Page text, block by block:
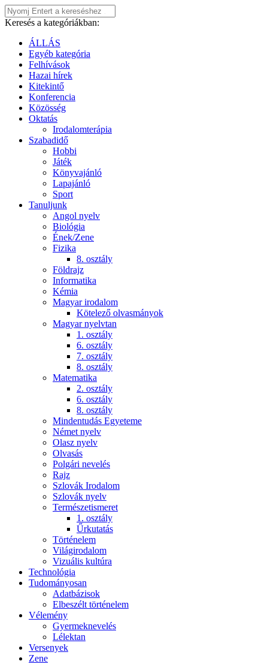
Keresés a kategóriákban:
ÁLLÁS
Egyéb kategória
Felhívások
Hazai hírek
Kitekintő
Konferencia
Közösség
Oktatás
Irodalomterápia
Szabadidő
Hobbi
Játék
Könyvajánló
Lapajánló
Sport
Tanuljunk
Angol nyelv
Biológia
Ének/Zene
Fizika
8. osztály
Földrajz
Informatika
Kémia
Magyar irodalom
Kötelező olvasmányok
Magyar nyelvtan
1. osztály
6. osztály
7. osztály
8. osztály
Matematika
2. osztály
6. osztály
8. osztály
Mindentudás Egyeteme
Német nyelv
Olasz nyelv
Olvasás
Polgári nevelés
Rajz
Szlovák Irodalom
Szlovák nyelv
Természetismeret
1. osztály
Űrkutatás
Történelem
Világirodalom
Vizuális kultúra
Technológia
Tudományosan
Adatbázisok
Elbeszélt történelem
Vélemény
Gyermeknevelés
Lélektan
Versenyek
Zene